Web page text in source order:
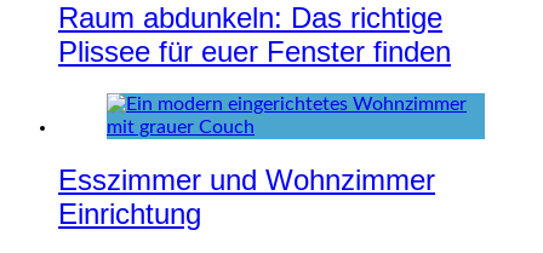
Raum abdunkeln: Das richtige
Plissee für euer Fenster finden
Esszimmer und Wohnzimmer
Einrichtung